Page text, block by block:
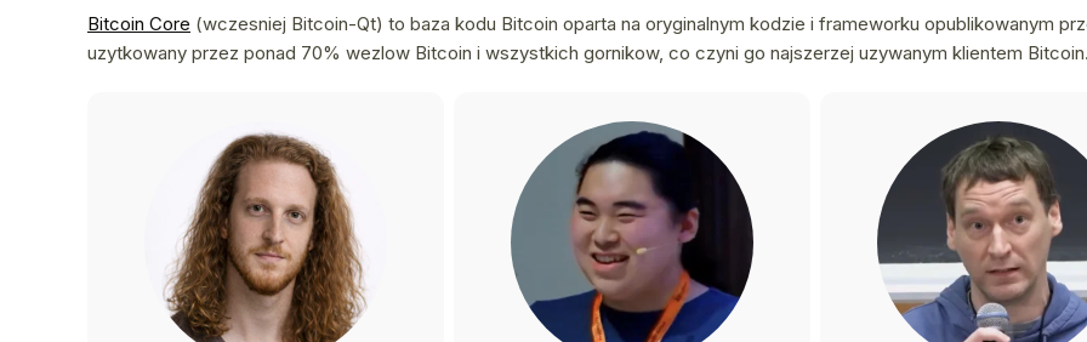
Bitcoin Core (wczesniej Bitcoin-Qt) to baza kodu Bitcoin oparta na oryginalnym kodzie i frameworku opublikowanym
uzytkowany przez ponad 70% wezlow Bitcoin i wszystkich gornikow, co czyni go najszerzej uzywanym klientem